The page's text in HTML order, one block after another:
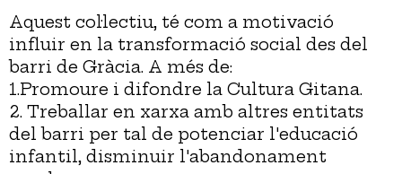
Aquest col·lectiu, té com a motivació
influir en la transformació social des del
barri de Gràcia. A més de:
1.Promoure i difondre la Cultura Gitana.
2. Treballar en xarxa amb altres entitats
del barri per tal de potenciar l'educació
infantil, disminuir l'abandonament